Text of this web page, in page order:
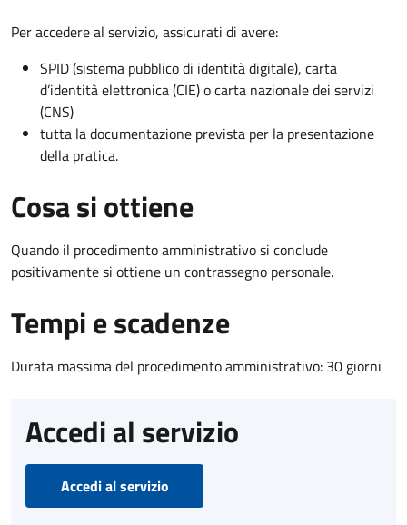
Per accedere al servizio, assicurati di avere:
SPID (sistema pubblico di identità digitale), carta
d’identità elettronica (CIE) o carta nazionale dei servizi
(CNS)
tutta la documentazione prevista per la presentazione
della pratica.
Cosa si ottiene
Quando il procedimento amministrativo si conclude
positivamente si ottiene un contrassegno personale.
Tempi e scadenze
Durata massima del procedimento amministrativo: 30 giorni
Accedi al servizio
Accedi al servizio